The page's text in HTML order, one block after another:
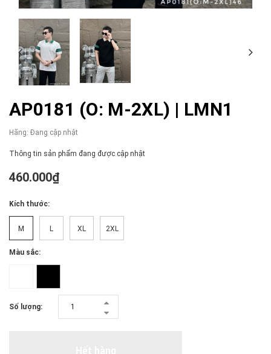
AP0181 (O: M-2XL) | LMN1
Hãng: Đang cập nhật
Thông tin sản phẩm đang được cập nhật
460.000₫
Kích thước:
M L XL 2XL
Màu sắc:
Số lượng: